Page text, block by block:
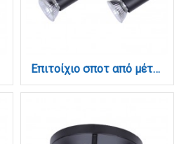
Επιτοίχιο σποτ από μέταλλο σε μαύρη απόχρωση 2XGU10 D:17cm (9077-2Φ-Μαύρο)